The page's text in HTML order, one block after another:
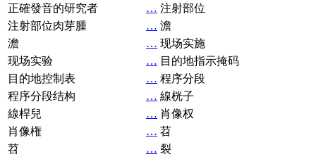
正確發音的研究者
… 注射部位
注射部位肉芽腫
… 澹
澹
… 现场实施
现场实验
… 目的地指示掩码
目的地控制表
… 程序分段
程序分段结构
… 線桄子
線桿兒
… 肖像权
肖像権
… 苕
苕
… 裂